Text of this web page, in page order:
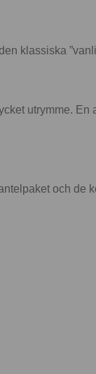
klassiska
utrymme.
och de